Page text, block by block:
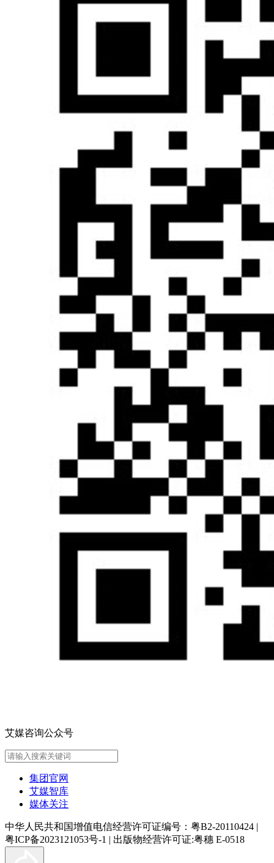
艾媒咨询公众号
集团官网
艾媒智库
媒体关注
中华人民共和国增值电信经营许可证编号：粤B2-20110424 |
粤ICP备2023121053号-1 | 出版物经营许可证:粤穗 E-0518